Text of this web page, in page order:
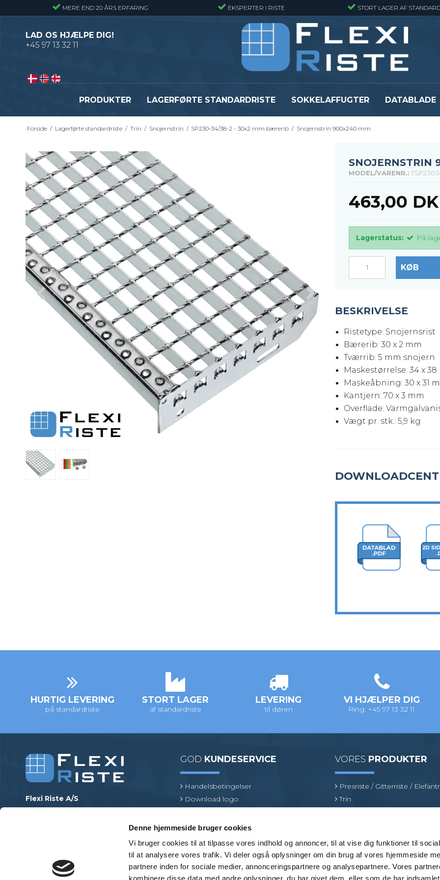
Denne hjemmeside bruger cookies
Vi bruger cookies til at tilpasse vores indhold og annoncer, til at vise dig funktioner til
til at analysere vores trafik. Vi deler også oplysninger om din brug af vores hjemmeside
partnere inden for sociale medier, annonceringspartnere og analysepartnere. Vores
MERE END 20 ÅRS ERFARING EKSPERTER I RISTE STORT LAGER AF
LAD OS HJÆLPE DIG!
+45 97 13 32 11
PRODUKTER
Presriste - Almindelig gitterrist
tværribbe
Presristetrin
Optrækstrin
Byggepladstrin
Se alle
Presristmåtter
Fiberriste -
Fastgørelsesbeslag - Standardriste
Fastgørelse - Trin
Fastgørelsesbeslag - Fiberriste
Fastgørelsesbeslag - Optræksriste
Se alle
Flexi Drain Sokkelaffugter
Flexi Aqua Sokkelaffugter
LAGERFØRTE STANDARDRISTE SOKKELAFFUGTER DATABLADE
Forside / Lagerførte standardriste / Trin / Snojernstrin / SP230-34/38-2 - 30x2 mm bærerib / Snojernstrin 900x240 mm
SNOJERNSTRIN
MODEL/VARENR.:
463,00
Lagerstatus: På
KØB
BESKRIVELSE
Ristetype: Snojernsrist
Bærerib: 30 x 2 mm
Tværrib: 5 mm snojern
Maskestørrelse: 34 x
Maskeåbning: 30 x 31
Kantjern: 70 x 3 mm
Overflade:
Vægt pr. stk.: 5,9 kg
HURTIG LEVERING
på standardriste
STORT LAGER
af standardriste
LEVERING
til døren
VI HJÆLPER DIG
Ring: +45 97 13 32 11
Flexi Riste A/S
mail@flexiriste.dk
27601677
GOD KUNDESERVICE
Handelsbetingelser
Download logo
Find en produktspecialist
VORES PRODUKTER
Presriste / Gitterriste /
Trin
Fastgørelsesbeslag
Brancher